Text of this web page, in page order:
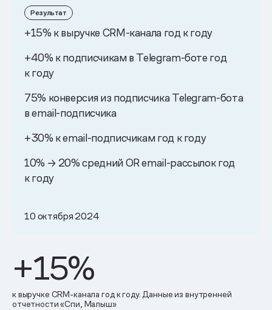
Результат
+15% к выручке CRM-канала год к году
+40% к подписчикам в Telegram-боте год
к году
75% конверсия из подписчика Telegram-бота
в email-подписчика
+30% к email-подписчикам год к году
10% → 20% средний OR email-рассылок год
к году
10 октября 2024
+15%
к выручке CRM-канала год к году. Данные из внутренней
отчетности «Спи, Малыш»